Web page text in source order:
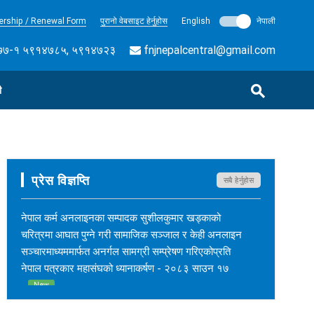
/ Renewal Form पुरानो वेबसाइट हेर्नुहोस English नेपाली
१ ५९१४७८५, ५९१४७२३ fnjnepalcentral@gmail.com
प्रेस विज्ञप्ति सबै हेर्नुहोस
नेपाल कर्म अनलाइनका सम्पादक सुशीलकुमार खड्काको
चरित्रमा आघात पुग्ने गरी सामाजिक सञ्जाल र केही अनलाइन
सञ्चारमाध्यममार्फत अनर्गल सामग्री सम्प्रेषण गरिएकोप्रति
नेपाल पत्रकार महासंघको ध्यानाकर्षण - २०८३ साउन १७
New